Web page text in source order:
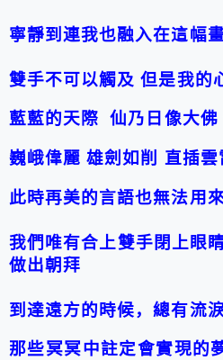
寧靜到連我也融入在這幅
雙手不可以觸及 但是我的
藍藍的天際 仙乃日像大佛
巍峨偉麗 雄劍如削 直插雲
此時再美的言語也無法用
我們唯有合上雙手閉上眼
做出朝拜
到達遠方的時候，總有流
那些冥冥中註定會實現的